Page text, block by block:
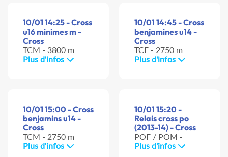
10/01 14:25 - Cross
u16 minimes m -
Cross
TCM - 3800 m
Plus d'infos
10/01 14:45 - Cross
benjamines u14 -
Cross
TCF - 2750 m
Plus d'infos
10/01 15:00 - Cross
benjamins u14 -
Cross
TCM - 2750 m
Plus d'infos
10/01 15:20 -
Relais cross po
(2013-14) - Cross
POF / POM -
Plus d'infos